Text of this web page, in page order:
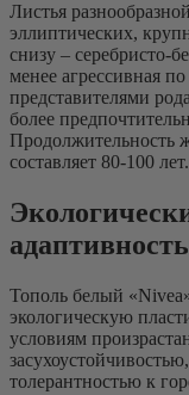
Листья
эллиптических,
снизу – серебристо-
менее агрессивная
представителями
более
Продолжительность
составляет 80-100 лет.
адаптивность
Тополь белый
экологическую
условиям
толерантностью к